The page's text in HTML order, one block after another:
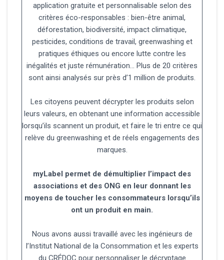
application gratuite et personnalisable selon des
critères éco-responsables : bien-être animal,
déforestation, biodiversité, impact climatique,
pesticides, conditions de travail, greenwashing et
pratiques éthiques ou encore lutte contre les
inégalités et juste rémunération… Plus de 20 critères
sont ainsi analysés sur près d’1 million de produits.
Les citoyens peuvent décrypter les produits selon
leurs valeurs, en obtenant une information accessible
lorsqu’ils scannent un produit, et faire le tri entre ce qui
relève du greenwashing et de réels engagements des
marques.
myLabel permet de démultiplier l’impact des
associations et des ONG en leur donnant les
moyens de toucher les consommateurs lorsqu’ils
ont un produit en main.
Nous avons aussi travaillé avec les ingénieurs de
l’Institut National de la Consommation et les experts
du CRÉDOC pour personnaliser le décryptage